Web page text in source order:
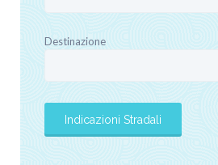
Destinazione